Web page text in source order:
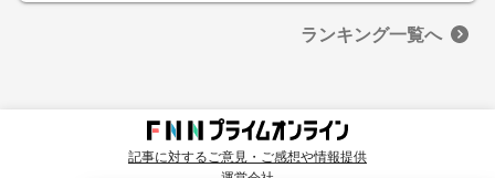
ランキング一覧へ
記事に対するご意見・ご感想や情報提供